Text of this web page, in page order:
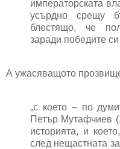
императорската
усърдно срещу
блестящо, че
заради победите
А ужасяващото
„с което – по
Петър Мутафчиев
историята, и
след нещастната